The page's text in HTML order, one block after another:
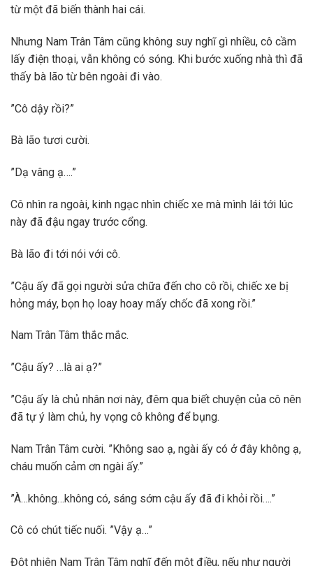
từ một đã biến thành hai cái.
Nhưng Nam Trân Tâm cũng không suy nghĩ gì nhiều, cô cầm
lấy điện thoại, vẫn không có sóng. Khi bước xuống nhà thì đã
thấy bà lão từ bên ngoài đi vào.
”Cô dậy rồi?”
Bà lão tươi cười.
”Dạ vâng ạ….”
Cô nhìn ra ngoài, kinh ngạc nhìn chiếc xe mà mình lái tới lúc
này đã đậu ngay trước cổng.
Bà lão đi tới nói với cô.
”Cậu ấy đã gọi người sửa chữa đến cho cô rồi, chiếc xe bị
hỏng máy, bọn họ loay hoay mấy chốc đã xong rồi.”
Nam Trân Tâm thắc mắc.
”Cậu ấy? …là ai ạ?”
”Cậu ấy là chủ nhân nơi này, đêm qua biết chuyện của cô nên
đã tự ý làm chủ, hy vọng cô không để bụng.
Nam Trân Tâm cười. ”Không sao ạ, ngài ấy có ở đây không ạ,
cháu muốn cảm ơn ngài ấy.”
”À…không…không có, sáng sớm cậu ấy đã đi khỏi rồi….”
Cô có chút tiếc nuối. ”Vậy ạ…”
Đột nhiên Nam Trân Tâm nghĩ đến một điều, nếu như người